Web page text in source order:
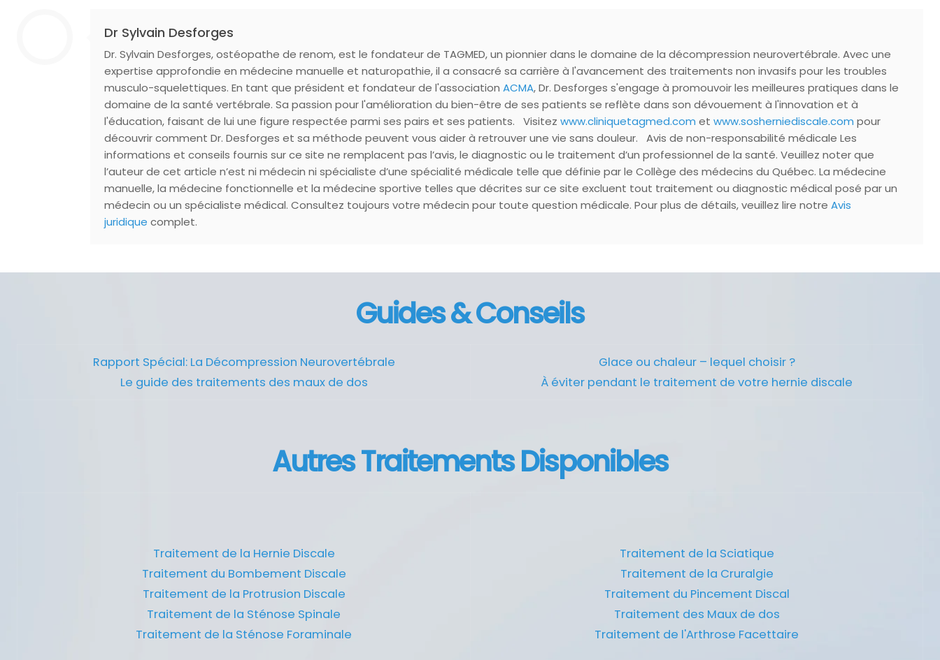
Dr Sylvain Desforges
Dr. Sylvain Desforges, ostéopathe de renom, est le fondateur de TAGMED, un pionnier dans le domaine de la décompression neurovertébrale. Avec une
expertise approfondie en médecine manuelle et naturopathie, il a consacré sa carrière à l'avancement des traitements non invasifs pour les troubles
musculo-squelettiques. En tant que président et fondateur de l'association ACMA, Dr. Desforges s'engage à promouvoir les meilleures pratiques dans le
domaine de la santé vertébrale. Sa passion pour l'amélioration du bien-être de ses patients se reflète dans son dévouement à l'innovation et à
l'éducation, faisant de lui une figure respectée parmi ses pairs et ses patients. Visitez www.cliniquetagmed.com et www.sosherniediscale.com pour
découvrir comment Dr. Desforges et sa méthode peuvent vous aider à retrouver une vie sans douleur. Avis de non-responsabilité médicale Les
informations et conseils fournis sur ce site ne remplacent pas l’avis, le diagnostic ou le traitement d’un professionnel de la santé. Veuillez noter que
l’auteur de cet article n’est ni médecin ni spécialiste d’une spécialité médicale telle que définie par le Collège des médecins du Québec. La médecine
manuelle, la médecine fonctionnelle et la médecine sportive telles que décrites sur ce site excluent tout traitement ou diagnostic médical posé par un
médecin ou un spécialiste médical. Consultez toujours votre médecin pour toute question médicale. Pour plus de détails, veuillez lire notre Avis
juridique complet.
Guides & Conseils
Rapport Spécial: La Décompression Neurovertébrale
Le guide des traitements des maux de dos
Glace ou chaleur – lequel choisir ?
À éviter pendant le traitement de votre hernie discale
Autres Traitements Disponibles
Traitement de la Hernie Discale
Traitement du Bombement Discale
Traitement de la Protrusion Discale
Traitement de la Sténose Spinale
Traitement de la Sténose Foraminale
Traitement de la Sciatique
Traitement de la Cruralgie
Traitement du Pincement Discal
Traitement des Maux de dos
Traitement de l'Arthrose Facettaire